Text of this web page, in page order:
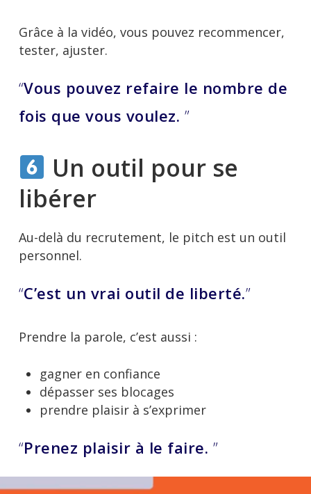
Grâce à la vidéo, vous pouvez recommencer,
tester, ajuster.
“Vous pouvez refaire le nombre de
fois que vous voulez. ”
Un outil pour se
libérer
Au-delà du recrutement, le pitch est un outil
personnel.
“C’est un vrai outil de liberté.”
Prendre la parole, c’est aussi :
gagner en confiance
dépasser ses blocages
prendre plaisir à s’exprimer
“Prenez plaisir à le faire. ”